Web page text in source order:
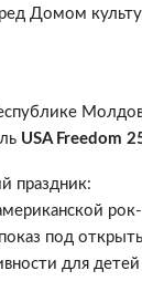
Домом
USA Freedom
праздник:
под
для